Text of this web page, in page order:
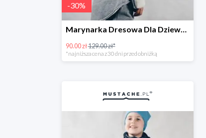
-30%
Marynarka Dresowa Dla Dziewczynki JJ Fashion -30%
90.00 zł129.00 zł*
*najniższa cena z 30 dni przed obniżką